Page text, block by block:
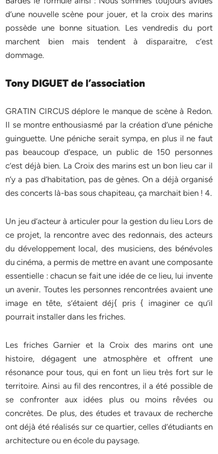
d’une nouvelle scène pour jouer, et la croix des marins
possède une bonne situation. Les vendredis du port
marchent bien mais tendent à disparaitre, c’est
dommage.
Tony DIGUET de l’association
GRATIN CIRCUS déplore le manque de scène à Redon.
Il se montre enthousiasmé par la création d’une péniche
guinguette. Une péniche serait sympa, en plus il ne faut
pas beaucoup d’espace, un public de 150 personnes
c’est déjà bien. La Croix des marins est un bon lieu car il
n’y a pas d’habitation, pas de gènes. On a déjà organisé
des concerts là-bas sous chapiteau, ça marchait bien ! 4.
Un jeu d’acteur à articuler pour la gestion du lieu Lors de
ce projet, la rencontre avec des redonnais, des acteurs
du développement local, des musiciens, des bénévoles
du cinéma, a permis de mettre en avant une composante
essentielle : chacun se fait une idée de ce lieu, lui invente
un avenir. Toutes les personnes rencontrées avaient une
image en tête, s’étaient déj{ pris { imaginer ce qu’il
pourrait installer dans les friches.
Les friches Garnier et la Croix des marins ont une
histoire, dégagent une atmosphère et offrent une
résonance pour tous, qui en font un lieu très fort sur le
territoire. Ainsi au fil des rencontres, il a été possible de
se confronter aux idées plus ou moins rêvées ou
concrètes. De plus, des études et travaux de recherche
ont déjà été réalisés sur ce quartier, celles d’étudiants en
architecture ou en école du paysage.